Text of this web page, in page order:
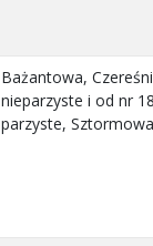
Bażantowa,
nieparzyste i od nr
parzyste,